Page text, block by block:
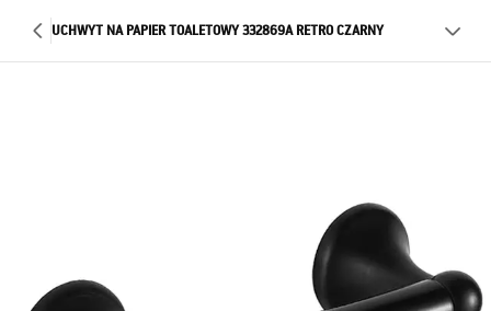
UCHWYT NA PAPIER TOALETOWY 332869A RETRO CZARNY